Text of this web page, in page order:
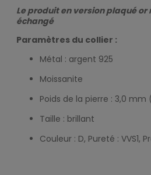
Le produit en version plaqué or
échangé
Paramètres du collier :
Métal : argent 925
Moissanite
Poids de la pierre : 3,0 mm
Taille : brillant
Couleur : D, Pureté : VVS1,